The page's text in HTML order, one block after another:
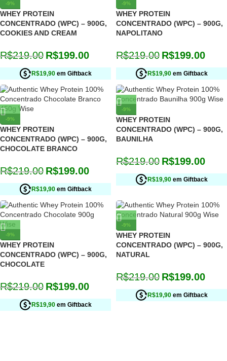
-9%
WHEY PROTEIN
CONCENTRADO (WPC) – 900G,
COOKIES AND CREAM
R$219.00 R$199.00
R$19,90 em Giftback
-9%
WHEY PROTEIN
CONCENTRADO (WPC) – 900G,
NAPOLITANO
R$219.00 R$199.00
R$19,90 em Giftback
-9%
WHEY PROTEIN
CONCENTRADO (WPC) – 900G,
CHOCOLATE BRANCO
R$219.00 R$199.00
R$19,90 em Giftback
-9%
WHEY PROTEIN
CONCENTRADO (WPC) – 900G,
BAUNILHA
R$219.00 R$199.00
R$19,90 em Giftback
-9%
WHEY PROTEIN
CONCENTRADO (WPC) – 900G,
CHOCOLATE
R$219.00 R$199.00
R$19,90 em Giftback
-9%
WHEY PROTEIN
CONCENTRADO (WPC) – 900G,
NATURAL
R$219.00 R$199.00
R$19,90 em Giftback